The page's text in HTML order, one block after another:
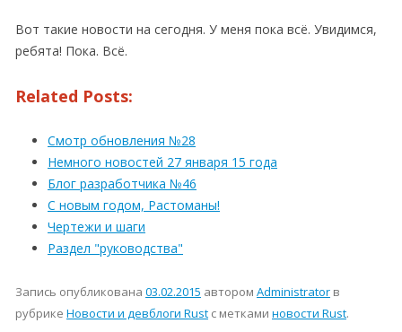
Вот такие новости на сегодня. У меня пока всё. Увидимся,
ребята! Пока. Всё.
Related Posts:
Смотр обновления №28
Немного новостей 27 января 15 года
Блог разработчика №46
С новым годом, Растоманы!
Чертежи и шаги
Раздел "руководства"
Запись опубликована 03.02.2015 автором Administrator в
рубрике Новости и девблоги Rust с метками новости Rust.